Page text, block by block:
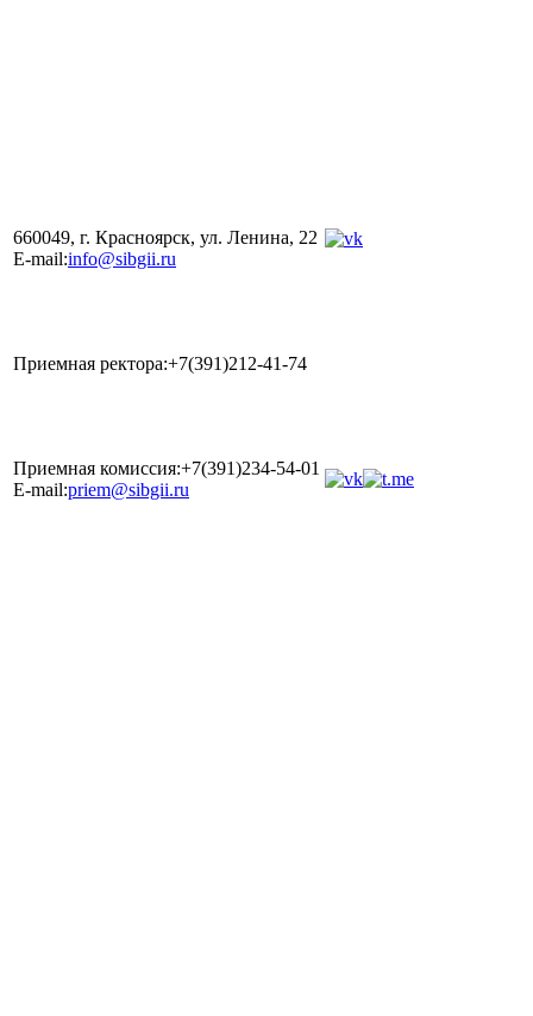
660049, г. Красноярск, ул. Ленина, 22
E-mail:info@sibgii.ru
Приемная ректора:+7(391)212-41-74
Приемная комиссия:+7(391)234-54-01
E-mail:priem@sibgii.ru